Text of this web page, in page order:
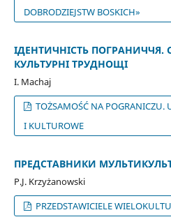
DOBRODZIEJSTW BOSKICH»
ІДЕНТИЧНІСТЬ ПОГРАНИЧЧЯ.
КУЛЬТУРНІ ТРУДНОЩІ
I. Machaj
TOŻSAMOŚĆ NA POGRANICZU.
I KULTUROWE
ПРЕДСТАВНИКИ
P.J. Krzyżanowski
PRZEDSTAWICIELE